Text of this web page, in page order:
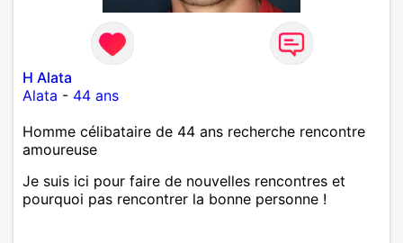
H Alata
Alata - 44 ans
Homme célibataire de 44 ans recherche rencontre
amoureuse
Je suis ici pour faire de nouvelles rencontres et
pourquoi pas rencontrer la bonne personne !